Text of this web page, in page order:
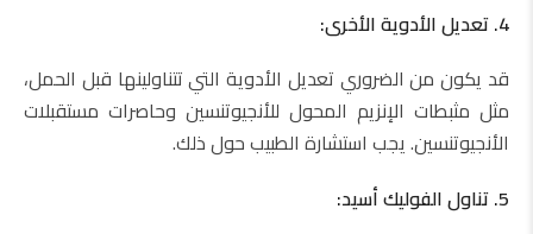
4. تعديل الأدوية الأخرى:
قد يكون من الضروري تعديل الأدوية التي تتناولينها قبل الحمل،
مثل مثبطات الإنزيم المحول للأنجيوتنسين وحاصرات مستقبلات
الأنجيوتنسين. يجب استشارة الطبيب حول ذلك.
5. تناول الفوليك أسيد: